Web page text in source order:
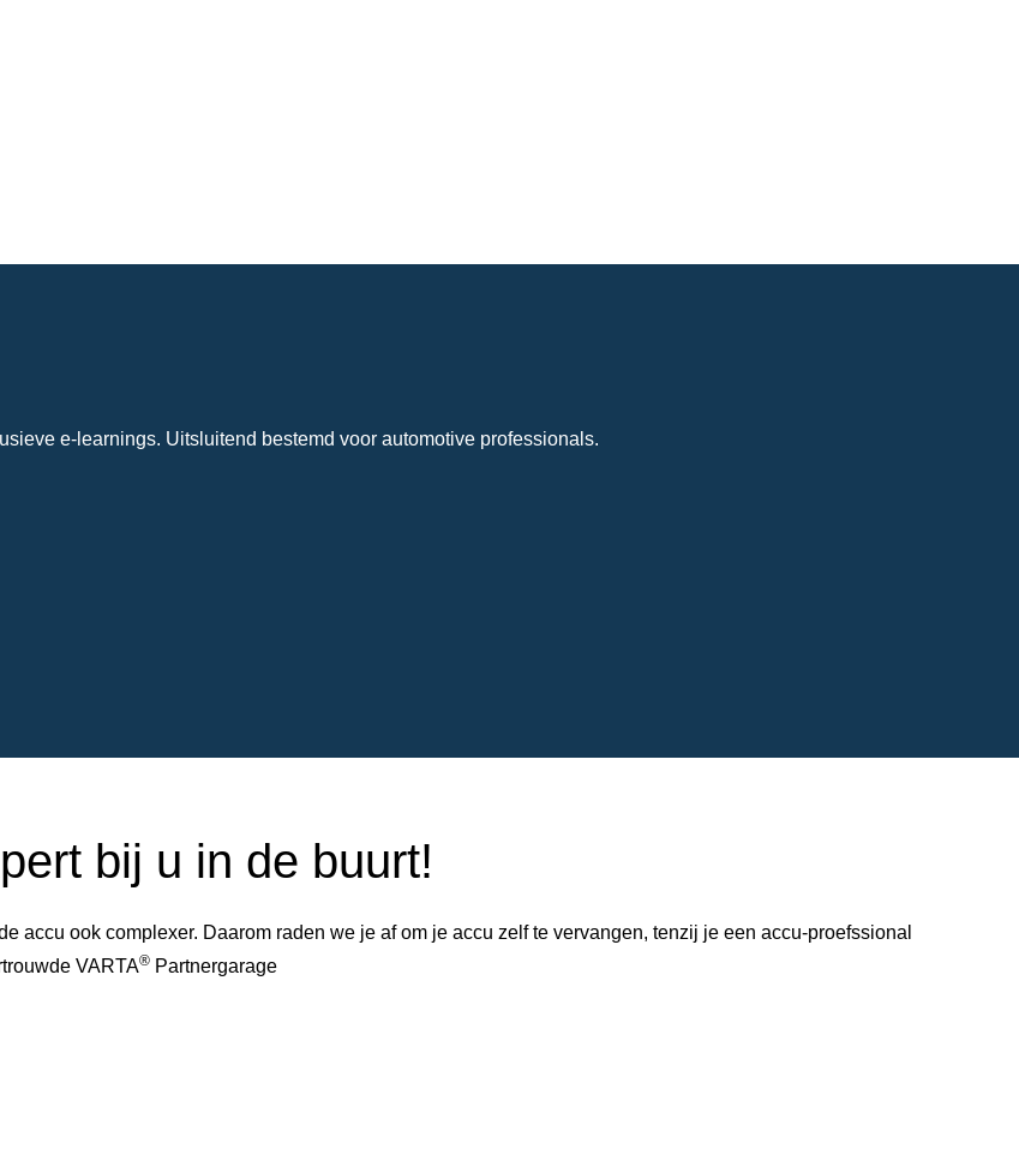
e-learnings. Uitsluitend bestemd voor automotive professionals.
bij u in de buurt!
accu ook complexer. Daarom raden we je af om je accu zelf te vervangen, tenzij je een accu-proefssional
VARTA® Partnergarage